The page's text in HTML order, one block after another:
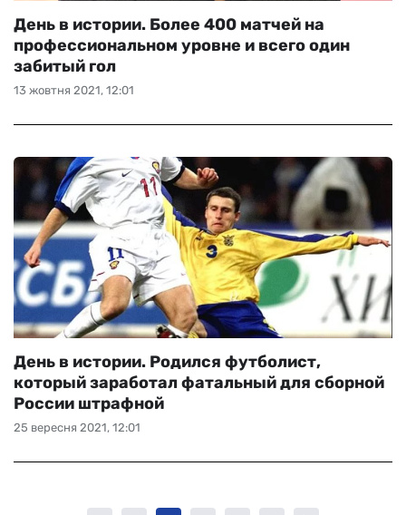
13 жовтня 2021, 12:01
День в истории. Более 400 матчей на
профессиональном уровне и всего один
забитый гол
25 вересня 2021, 12:01
День в истории. Родился футболист,
который заработал фатальный для сборной
России штрафной